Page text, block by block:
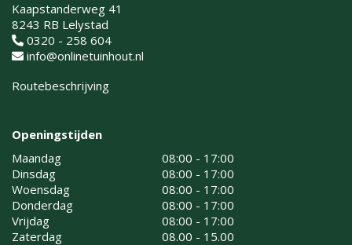
Kaapstanderweg 41
8243 RB Lelystad
0320 - 258 604
info@onlinetuinhout.nl
Routebeschrijving
Openingstijden
Maandag
08:00 - 17:00
Dinsdag
08:00 - 17:00
Woensdag
08:00 - 17:00
Donderdag
08:00 - 17:00
Vrijdag
08:00 - 17:00
Zaterdag
08.00 - 15.00